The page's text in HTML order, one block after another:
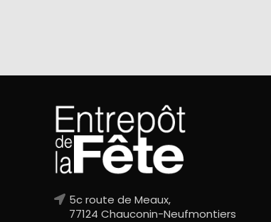
5c route de Meaux,
77124 Chauconin-Neufmontiers